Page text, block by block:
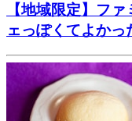
【地域限定】フ
ェっぽくてよかっ